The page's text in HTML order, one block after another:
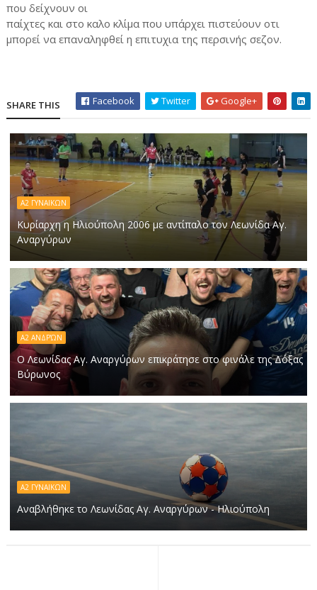
που δείχνουν οι
παίχτες και στο καλο κλίμα που υπάρχει πιστεύουν οτι
μπορεί να επαναληφθεί η επιτυχια της περσινής σεζον.
SHARE THIS Facebook Twitter Google+
Α2 ΓYNAIKΩΝ
Κυρίαρχη η Ηλιούπολη 2006 με αντίπαλο τον Λεωνίδα Αγ.
Αναργύρων
Α2 ΑΝΔΡΏΝ
Ο Λεωνίδας Αγ. Αναργύρων επικράτησε στο φινάλε της Δόξας
Βύρωνος
Α2 ΓYNAIKΩΝ
Αναβλήθηκε το Λεωνίδας Αγ. Αναργύρων - Ηλιούπολη